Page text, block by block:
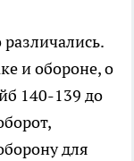
и обороне, о
140-139 до
для